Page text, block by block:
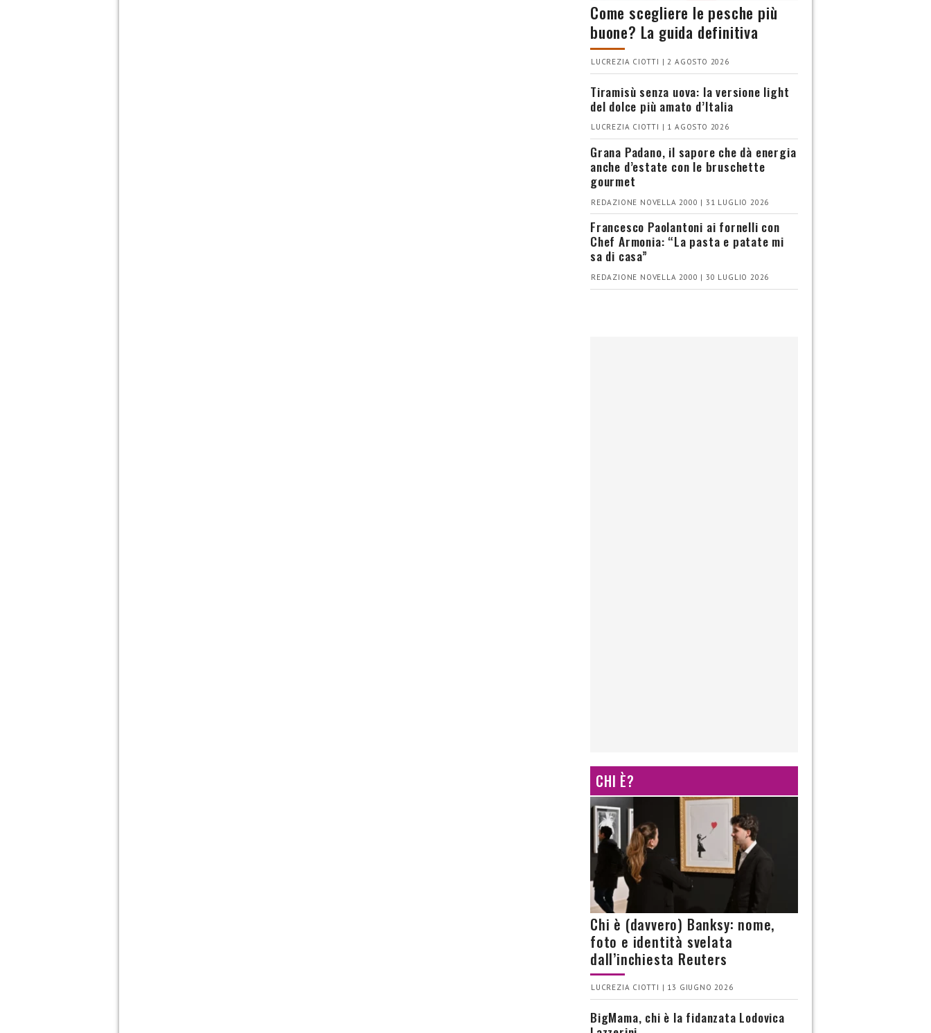
Come scegliere le pesche più
buone? La guida definitiva
LUCREZIA CIOTTI | 2 AGOSTO 2026
Tiramisù senza uova: la versione light
del dolce più amato d’Italia
LUCREZIA CIOTTI | 1 AGOSTO 2026
Grana Padano, il sapore che dà energia
anche d’estate con le bruschette
gourmet
REDAZIONE NOVELLA 2000 | 31 LUGLIO 2026
Francesco Paolantoni ai fornelli con
Chef Armonia: “La pasta e patate mi
sa di casa”
REDAZIONE NOVELLA 2000 | 30 LUGLIO 2026
CHI È?
Chi è (davvero) Banksy: nome,
foto e identità svelata
dall’inchiesta Reuters
LUCREZIA CIOTTI | 13 GIUGNO 2026
BigMama, chi è la fidanzata Lodovica